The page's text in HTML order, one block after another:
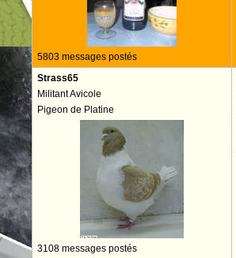
5803 messages postés
Strass65
Militant Avicole
Pigeon de Platine
3108 messages postés